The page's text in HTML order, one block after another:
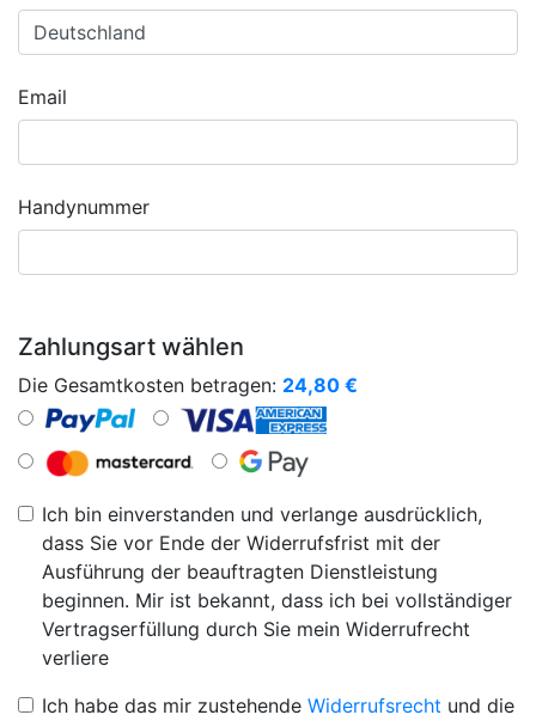
Email
Handynummer
Zahlungsart wählen
Die Gesamtkosten betragen: 24,80 €
Ich bin einverstanden und verlange ausdrücklich,
dass Sie vor Ende der Widerrufsfrist mit der
Ausführung der beauftragten Dienstleistung
beginnen. Mir ist bekannt, dass ich bei vollständiger
Vertragserfüllung durch Sie mein Widerrufrecht
verliere
Ich habe das mir zustehende Widerrufsrecht und die